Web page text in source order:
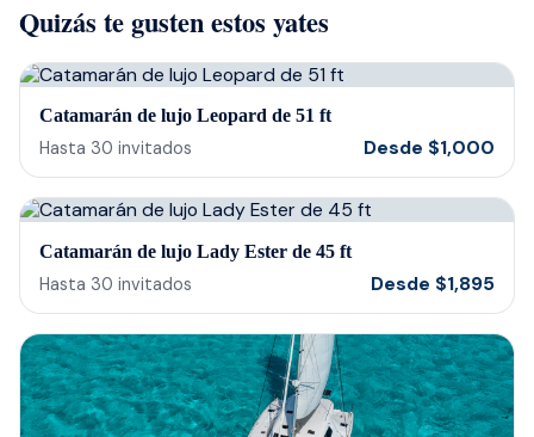
they were sensitive to the occasion. If
memorialize a love one. Look no further.
us
our
Quizás te gusten estos yates
Catamarán de lujo Leopard de 51 ft
Hasta 30 invitados Desde $1,000
Catamarán de lujo Lady Ester de 45 ft
Hasta 30 invitados Desde $1,895